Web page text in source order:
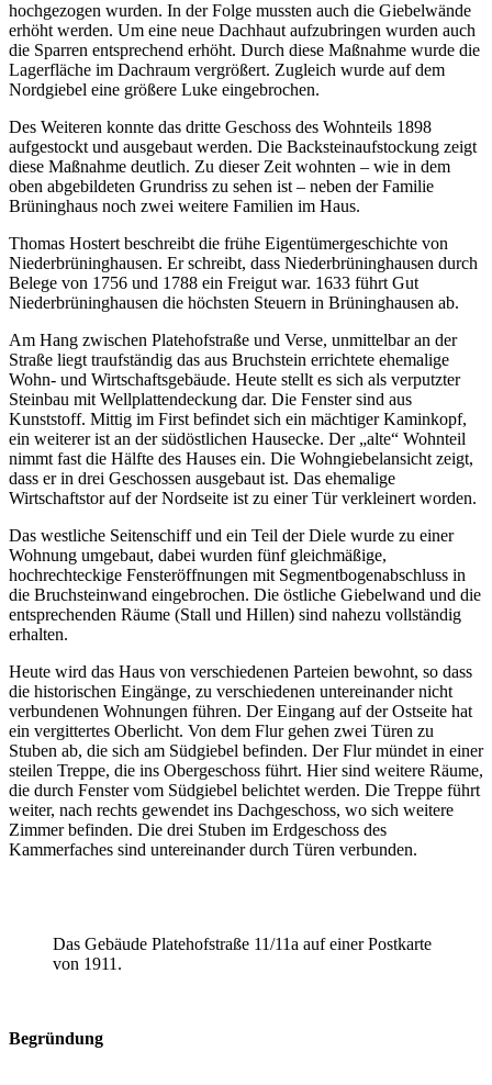
hochgezogen wurden. In der Folge mussten auch die Giebelwände
erhöht werden. Um eine neue Dachhaut aufzubringen wurden auch
die Sparren entsprechend erhöht. Durch diese Maßnahme wurde die
Lagerfläche im Dachraum vergrößert. Zugleich wurde auf dem
Nordgiebel eine größere Luke eingebrochen.
Des Weiteren konnte das dritte Geschoss des Wohnteils 1898
aufgestockt und ausgebaut werden. Die Backsteinaufstockung zeigt
diese Maßnahme deutlich. Zu dieser Zeit wohnten – wie in dem
oben abgebildeten Grundriss zu sehen ist – neben der Familie
Brüninghaus noch zwei weitere Familien im Haus.
Thomas Hostert beschreibt die frühe Eigentümergeschichte von
Niederbrüninghausen. Er schreibt, dass Niederbrüninghausen durch
Belege von 1756 und 1788 ein Freigut war. 1633 führt Gut
Niederbrüninghausen die höchsten Steuern in Brüninghausen ab.
Am Hang zwischen Platehofstraße und Verse, unmittelbar an der
Straße liegt traufständig das aus Bruchstein errichtete ehemalige
Wohn- und Wirtschaftsgebäude. Heute stellt es sich als verputzter
Steinbau mit Wellplattendeckung dar. Die Fenster sind aus
Kunststoff. Mittig im First befindet sich ein mächtiger Kaminkopf,
ein weiterer ist an der südöstlichen Hausecke. Der „alte“ Wohnteil
nimmt fast die Hälfte des Hauses ein. Die Wohngiebelansicht zeigt,
dass er in drei Geschossen ausgebaut ist. Das ehemalige
Wirtschaftstor auf der Nordseite ist zu einer Tür verkleinert worden.
Das westliche Seitenschiff und ein Teil der Diele wurde zu einer
Wohnung umgebaut, dabei wurden fünf gleichmäßige,
hochrechteckige Fensteröffnungen mit Segmentbogenabschluss in
die Bruchsteinwand eingebrochen. Die östliche Giebelwand und die
entsprechenden Räume (Stall und Hillen) sind nahezu vollständig
erhalten.
Heute wird das Haus von verschiedenen Parteien bewohnt, so dass
die historischen Eingänge, zu verschiedenen untereinander nicht
verbundenen Wohnungen führen. Der Eingang auf der Ostseite hat
ein vergittertes Oberlicht. Von dem Flur gehen zwei Türen zu
Stuben ab, die sich am Südgiebel befinden. Der Flur mündet in einer
steilen Treppe, die ins Obergeschoss führt. Hier sind weitere Räume,
die durch Fenster vom Südgiebel belichtet werden. Die Treppe führt
weiter, nach rechts gewendet ins Dachgeschoss, wo sich weitere
Zimmer befinden. Die drei Stuben im Erdgeschoss des
Kammerfaches sind untereinander durch Türen verbunden.
Das Gebäude Platehofstraße 11/11a auf einer Postkarte
von 1911.
Begründung